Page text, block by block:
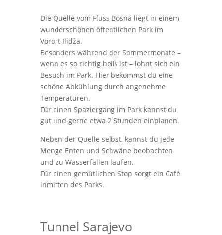
Die Quelle vom Fluss Bosna liegt in einem
wunderschönen öffentlichen Park im
Vorort Ilidža.
Besonders während der Sommermonate –
wenn es so richtig heiß ist – lohnt sich ein
Besuch im Park. Hier bekommst du eine
schöne Abkühlung durch angenehme
Temperaturen.
Für einen Spaziergang im Park kannst du
gut und gerne etwa 2 Stunden einplanen.
Neben der Quelle selbst, kannst du jede
Menge Enten und Schwäne beobachten
und zu Wasserfällen laufen.
Für einen gemütlichen Stop sorgt ein Café
inmitten des Parks.
Tunnel Sarajevo